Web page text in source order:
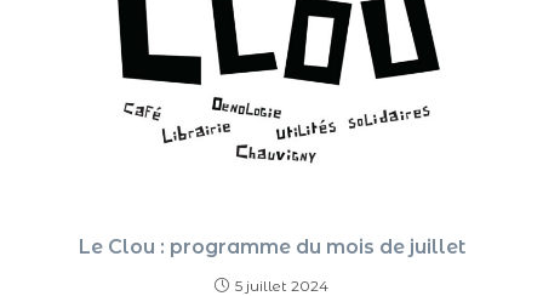
Le Clou : programme du mois de juillet
5 juillet 2024